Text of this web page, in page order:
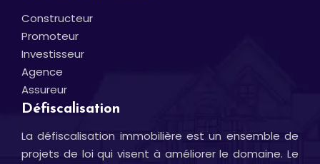
Constructeur
Promoteur
Investisseur
Agence
Assureur
Défiscalisation
La défiscalisation immobilière est un ensemble de
projets de loi qui visent à améliorer le domaine. Le